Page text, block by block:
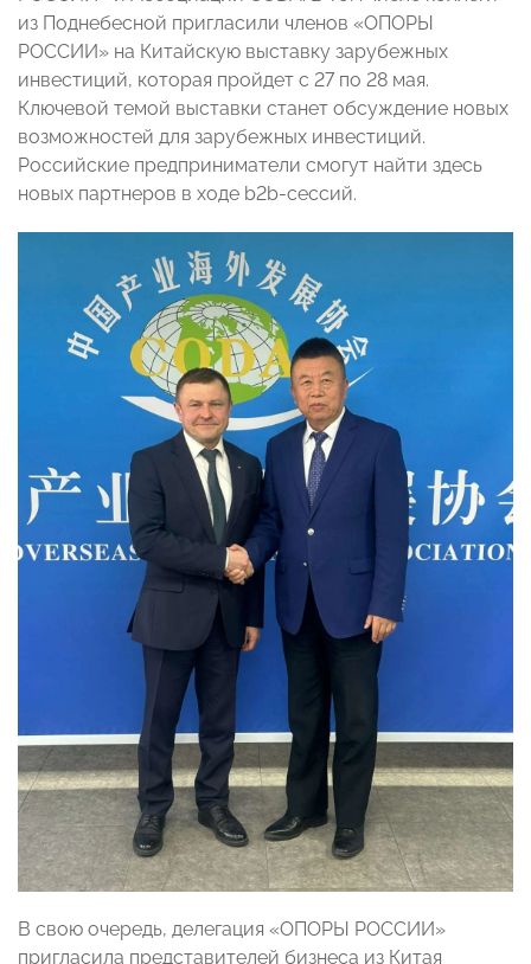
из Поднебесной пригласили членов «ОПОРЫ
РОССИИ» на Китайскую выставку зарубежных
инвестиций, которая пройдет с 27 по 28 мая.
Ключевой темой выставки станет обсуждение новых
возможностей для зарубежных инвестиций.
Российские предприниматели смогут найти здесь
новых партнеров в ходе b2b-сессий.
В свою очередь, делегация «ОПОРЫ РОССИИ»
пригласила представителей бизнеса из Китая